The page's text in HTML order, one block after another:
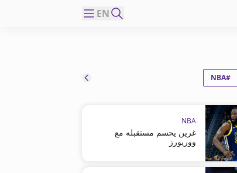
EN
#NBA
NBA
غرين يحسم مستقبله مع
ووريورز